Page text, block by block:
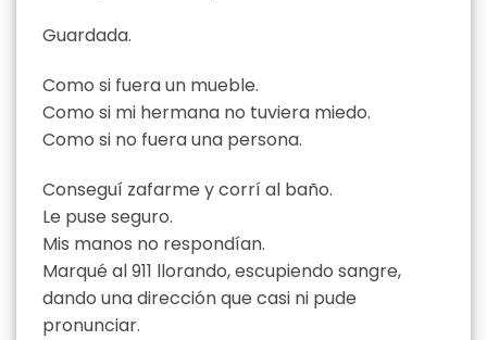
Guardada.
Como si fuera un mueble.
Como si mi hermana no tuviera miedo.
Como si no fuera una persona.
Conseguí zafarme y corrí al baño.
Le puse seguro.
Mis manos no respondían.
Marqué al 911 llorando, escupiendo sangre,
dando una dirección que casi ni pude
pronunciar.